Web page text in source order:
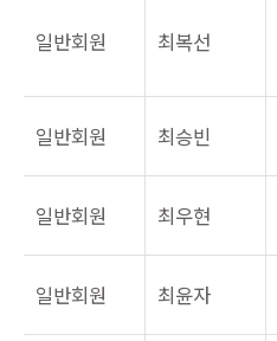
일반회원 최복선
일반회원 최승빈
일반회원 최우현
일반회원 최윤자